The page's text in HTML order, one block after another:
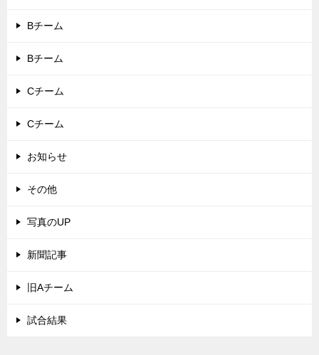
Bチーム
Bチーム
Cチーム
Cチーム
お知らせ
その他
写真のUP
新聞記事
旧Aチーム
試合結果